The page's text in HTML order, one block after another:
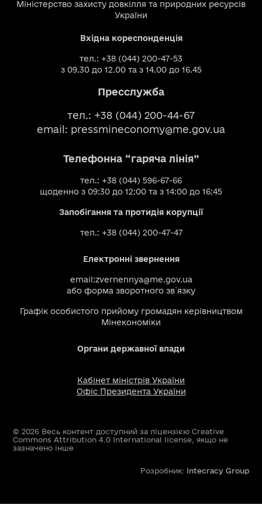
Міністерство захисту довкілля та природних ресурсів
України
Вхідна кореспонденція
тел.: +38 (044) 200-47-53
з 09.30 до 12.00 та з 14.00 до 16.45
Пресслужба
тел.: +38 (044) 200-44-67
email: pressmineconomy@me.gov.ua
Телефонна “гаряча лінія”
тел.: +38 (044) 596-67-66
щоденно з 09:30 до 12:00 та з 14:00 до 16:45
Запобігання та протидія корупції
тел.: +38 (044) 200-47-47
Електронні звернення
email:zvernennya@me.gov.ua
або форма зворотного зв`язку
Графік особистого прийому громадян керівництвом
Мінекономіки
Органи державної влади
Кабінет міністрів України
Офіс Президента України
© 2026 Весь контент доступний за ліцензією Creative
Commons Attribution 4.0 International license, якщо не
зазначено інше
Розробник: Intecracy Group